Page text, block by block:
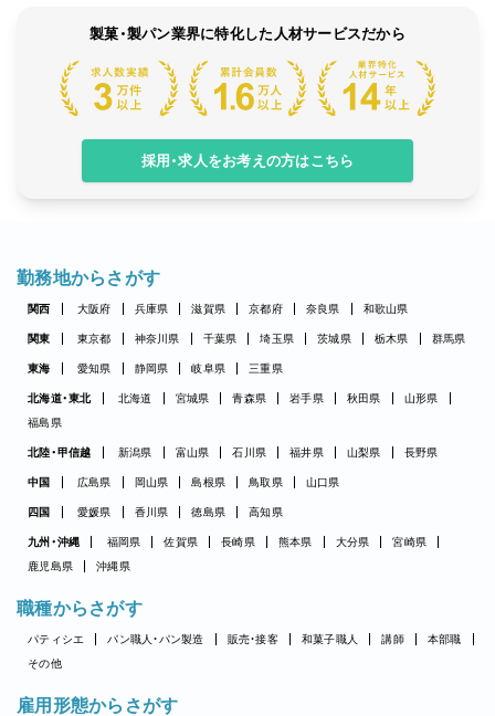
製菓・製パン業界に特化した人材サービスだから
採用・求人をお考えの方はこちら
勤務地からさがす
関西 大阪府 兵庫県 滋賀県 京都府 奈良県 和歌山県
関東 東京都 神奈川県 千葉県 埼玉県 茨城県 栃木県 群馬県
東海 愛知県 静岡県 岐阜県 三重県
北海道・東北 北海道 宮城県 青森県 岩手県 秋田県
山形県
福島県
北陸・甲信越 新潟県 富山県 石川県 福井県 山梨県 長野県
中国 広島県 岡山県 島根県 鳥取県 山口県
四国 愛媛県 香川県 徳島県 高知県
九州・沖縄 福岡県 佐賀県 長崎県 熊本県 大分県
宮崎県
鹿児島県
沖縄県
職種からさがす
パティシエ パン職人・パン製造 販売・接客 和菓子職人 講師
本部職
その他
雇用形態からさがす